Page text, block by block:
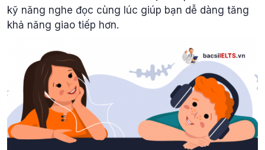
kỹ năng nghe đọc cùng lúc giúp bạn dễ dàng tăng
khả năng giao tiếp hơn.